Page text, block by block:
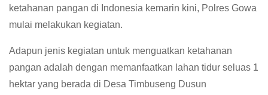
ketahanan pangan di Indonesia kemarin kini, Polres Gowa
mulai melakukan kegiatan.
Adapun jenis kegiatan untuk menguatkan ketahanan
pangan adalah dengan memanfaatkan lahan tidur seluas 1
hektar yang berada di Desa Timbuseng Dusun